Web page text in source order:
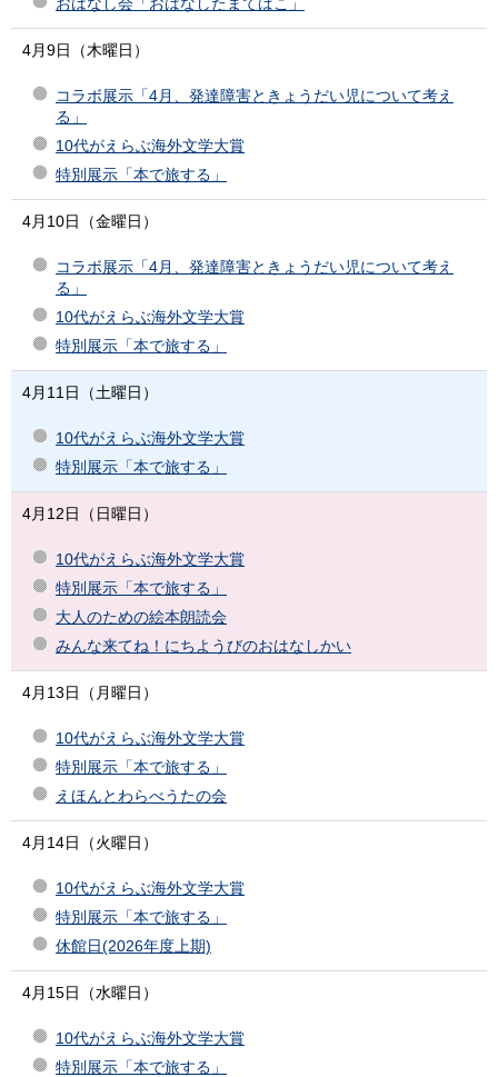
4月9日（木曜日）
コラボ展示「4月、発達障害ときょうだい児について考え
る」
10代がえらぶ海外文学大賞
特別展示「本で旅する」
4月10日（金曜日）
コラボ展示「4月、発達障害ときょうだい児について考え
る」
10代がえらぶ海外文学大賞
特別展示「本で旅する」
4月11日（土曜日）
10代がえらぶ海外文学大賞
特別展示「本で旅する」
4月12日（日曜日）
10代がえらぶ海外文学大賞
特別展示「本で旅する」
大人のための絵本朗読会
みんな来てね！にちようびのおはなしかい
4月13日（月曜日）
10代がえらぶ海外文学大賞
特別展示「本で旅する」
えほんとわらべうたの会
4月14日（火曜日）
10代がえらぶ海外文学大賞
特別展示「本で旅する」
休館日(2026年度上期)
4月15日（水曜日）
10代がえらぶ海外文学大賞
特別展示「本で旅する」